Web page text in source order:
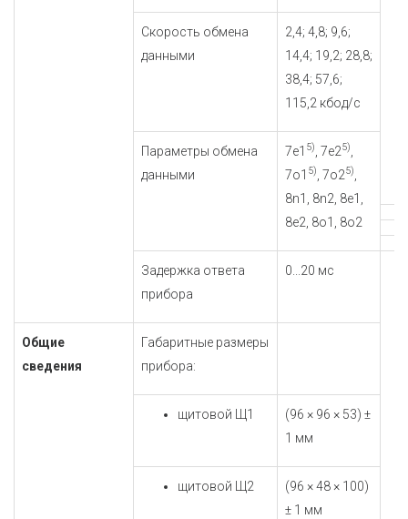
Скорость обмена
данными
2,4; 4,8; 9,6;
14,4; 19,2; 28,8;
38,4; 57,6;
115,2 кбод/с
Параметры обмена
данными
7e1 5) , 7e25)
7o1 5) , 7o25)
8n1, 8n2, 8e1,
8e2, 8o1, 8o2
Задержка ответа
прибора
0...20 мс
Общие
сведения
Габаритные размеры
прибора:
щитовой Щ1
(96 × 96 × 53) ±
1 мм
щитовой Щ2
(96 × 48 × 100)
± 1 мм